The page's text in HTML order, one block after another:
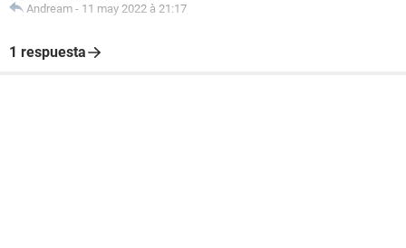
Andream - 11 may 2022 à 21:17
1 respuesta